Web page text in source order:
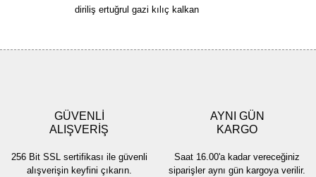
diriliş ertuğrul gazi kılıç kalkan
GÜVENLİ
ALIŞVERİŞ
256 Bit SSL sertifikası ile güvenli
alışverişin keyfini çıkarın.
AYNI GÜN
KARGO
Saat 16.00'a kadar vereceğiniz
siparişler aynı gün kargoya verilir.